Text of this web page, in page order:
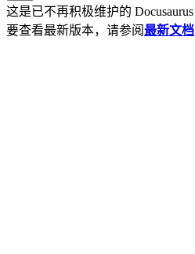
这是已不再积极维护的 Docusaurus
要查看最新版本，请参阅最新文档